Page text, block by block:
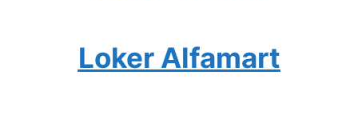
Loker Alfamart